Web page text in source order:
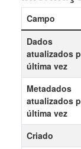
Campo
Dados
atualizados
última vez
Metadados
atualizados
última vez
Criado